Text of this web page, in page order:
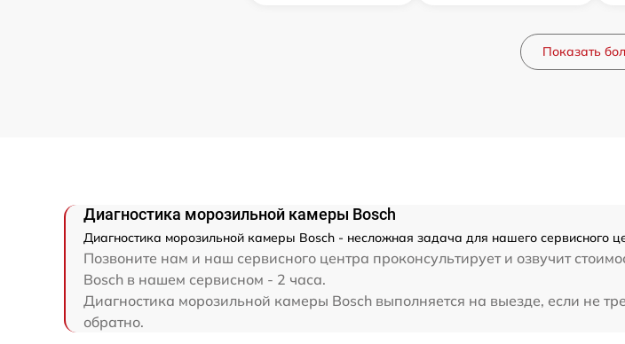
Показать
Диагностика морозильной камеры Bosch
Диагностика морозильной камеры Bosch - несложная задача для нашего сервисного
Позвоните нам и наш сервисного центра проконсультирует и озвучит
Bosch в нашем сервисном - 2 часа.
Диагностика морозильной камеры Bosch выполняется на выезде, если не
обратно.